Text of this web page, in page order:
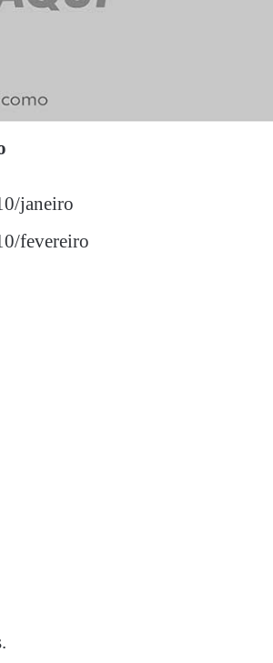
janeiro
fevereiro